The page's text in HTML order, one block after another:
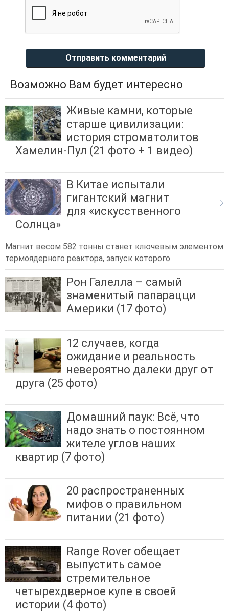
Отправить комментарий
Возможно Вам будет интересно
Живые камни, которые
старше цивилизации:
история строматолитов
Хамелин-Пул (21 фото + 1 видео)
В Китае испытали
гигантский магнит
для «искусственного
Солнца»
Магнит весом 582 тонны станет ключевым элементом
термоядерного реактора, запуск которого
Рон Галелла – самый
знаменитый папарацци
Америки (17 фото)
12 случаев, когда
ожидание и реальность
невероятно далеки друг от
друга (25 фото)
Домашний паук: Всё, что
надо знать о постоянном
жителе углов наших
квартир (7 фото)
20 распространенных
мифов о правильном
питании (21 фото)
Range Rover обещает
выпустить самое
стремительное
четырехдверное купе в своей
истории (4 фото)